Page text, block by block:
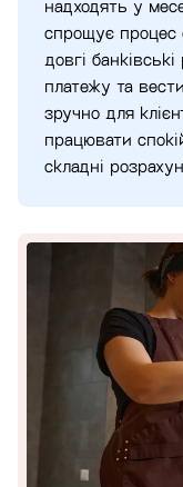
надходять у
спрощує процес
довгі
платежу та
зручно для
працювати
складні